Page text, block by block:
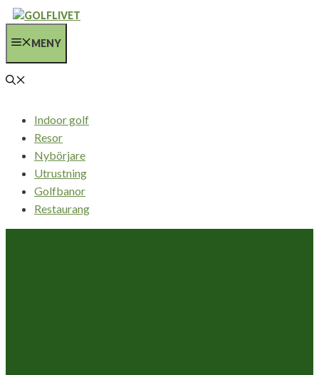
Hoppa
innehållMENY
Indoor golf
Resor
Nybörjare
Utrustning
Golfbanor
Restaurang